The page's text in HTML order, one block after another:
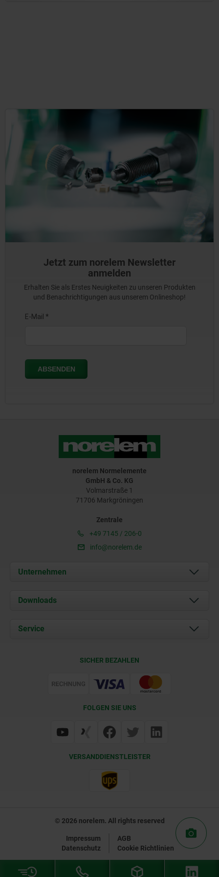
Jetzt zum norelem Newsletter
anmelden
Erhalten Sie als Erstes Neuigkeiten zu unseren Produkten
und Benachrichtigungen aus unserem Onlineshop!
norelem Normelemente
GmbH & Co. KG
Volmarstraße 1
71706 Markgröningen
Zentrale
+49 7145 / 206-0
info@norelem.de
Unternehmen
Über uns
Karriere
Downloads
Dokumente
Service
Web Support
SICHER BEZAHLEN
FOLGEN SIE UNS
VERSANDDIENSTLEISTER
© 2026 norelem. All rights reserved
Impressum
AGB
Datenschutz
Cookie Richtlinien